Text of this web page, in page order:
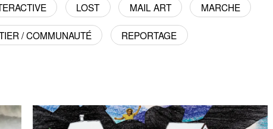
LOST MAIL ART MARCHE
/ COMMUNAUTÉ REPORTAGE